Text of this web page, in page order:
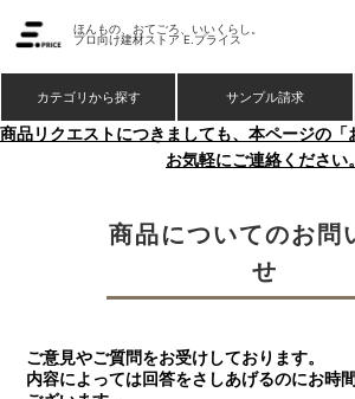
ほんもの、おてごろ、いいくらし。
プロ向け建材ストアE.プライス
カテゴリから探す サンプル請求
商品リクエストにつきましても、本ページの「
お気軽にご連絡ください。
商品についてのお問
せ
ご意見やご質問をお受けしております。
内容によっては回答をさしあげるのにお時